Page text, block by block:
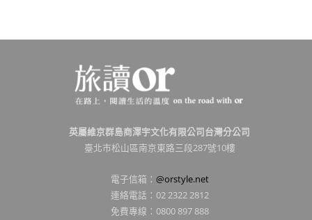
英屬維京群島商澤宇文化有限公司台灣分公司
臺北市松山區南京東路三段287號10樓
電子信箱： @orstyle.net
連絡電話：02 2322 2812
免費專線：0800 897 888